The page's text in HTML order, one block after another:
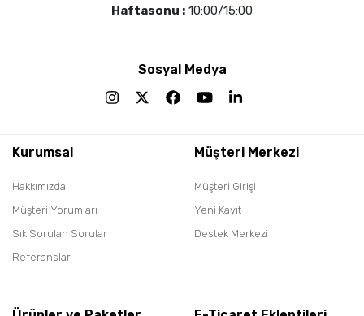
Haftasonu : 10:00/15:00
Sosyal Medya
Kurumsal
Hakkımızda
Müşteri Yorumları
Sık Sorulan Sorular
Referanslar
Müşteri Merkezi
Müşteri Girişi
Yeni Kayıt
Destek Merkezi